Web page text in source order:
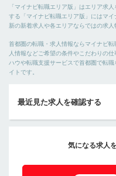
「マイナビ転職エリア版」はエリア求人
する「マイナビ転職エリア版」にはマ
新の新着求人や各エリアならではの求人
首都圏の転職・求人情報ならマイナビ
人情報などご希望の条件やこだわりの
ハウや転職支援サービスで首都圏で転
イトです。
最近見た求人を確認する
気になる求人